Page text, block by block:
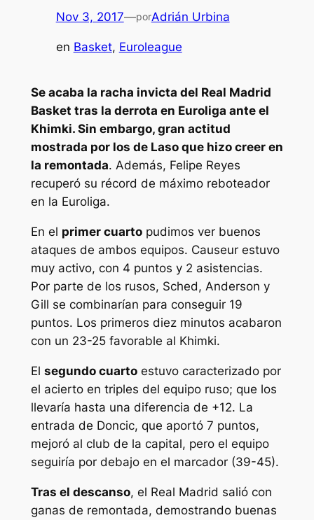
Nov 3, 2017—porAdrián Urbina
en Basket, Euroleague
Se acaba la racha invicta del Real Madrid
Basket tras la derrota en Euroliga ante el
Khimki. Sin embargo, gran actitud
mostrada por los de Laso que hizo creer en
la remontada. Además, Felipe Reyes
recuperó su récord de máximo reboteador
en la Euroliga.
En el primer cuartopudimos ver buenos
ataques de ambos equipos. Causeur estuvo
muy activo, con 4 puntos y 2 asistencias.
Por parte de los rusos, Sched, Anderson y
Gill se combinarían para conseguir 19
puntos. Los primeros diez minutos acabaron
con un 23-25 favorable al Khimki.
El segundo cuartoestuvo caracterizado por
el acierto en triples del equipo ruso; que los
llevaría hasta una diferencia de +12. La
entrada de Doncic, que aportó 7 puntos,
mejoró al club de la capital, pero el equipo
seguiría por debajo en el marcador (39-45).
Tras el descanso, el Real Madrid salió con
ganas de remontada, demostrando buenas